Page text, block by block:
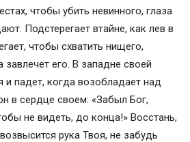
чтобы убить невинного, глаза
Подстерегает втайне, как лев в
чтобы схватить нищего,
завлечет его. В западне своей
и падет, когда возобладает над
в сердце своем: «Забыл Бог,
не видеть, до конца!» Восстань,
рука Твоя, не забудь